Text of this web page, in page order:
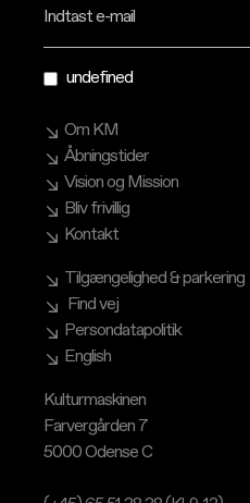
Om KM
Åbningstider
Vision og Mission
Bliv frivillig
Kontakt
Tilgængelighed & parkering
Find vej
Persondatapolitik
English
Indtast e-mail
undefined
Kulturmaskinen
Farvergården 7
5000 Odense C